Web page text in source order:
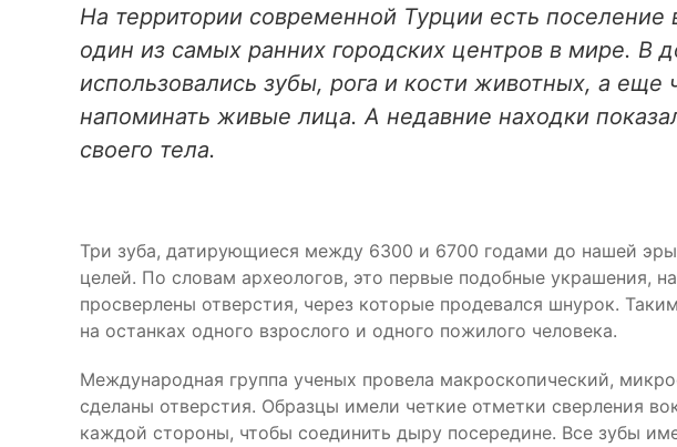
На территории современной Турции есть
один из самых ранних городских центров в мире.
использовались зубы, рога и кости животных, а
напоминать живые лица. А недавние находки
своего тела.
Три зуба, датирующиеся между 6300 и 6700 годами до нашей
целей. По словам археологов, это первые подобные украшения,
просверлены отверстия, через которые продевался шнурок.
на останках одного взрослого и одного пожилого человека.
Международная группа ученых провела макроскопический,
сделаны отверстия. Образцы имели четкие отметки сверления
каждой стороны, чтобы соединить дыру посередине. Все зубы